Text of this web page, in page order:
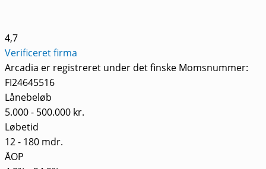
4,7
Verificeret firma
Arcadia er registreret under det finske Momsnummer:
FI24645516
Lånebeløb
5.000 - 500.000 kr.
Løbetid
12 - 180 mdr.
ÅOP